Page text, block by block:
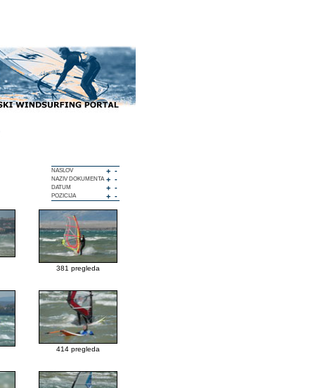
NASLOV + -
NAZIV DOKUMENTA+ -
DATUM + -
POZICIJA + -
381 pregleda
414 pregleda